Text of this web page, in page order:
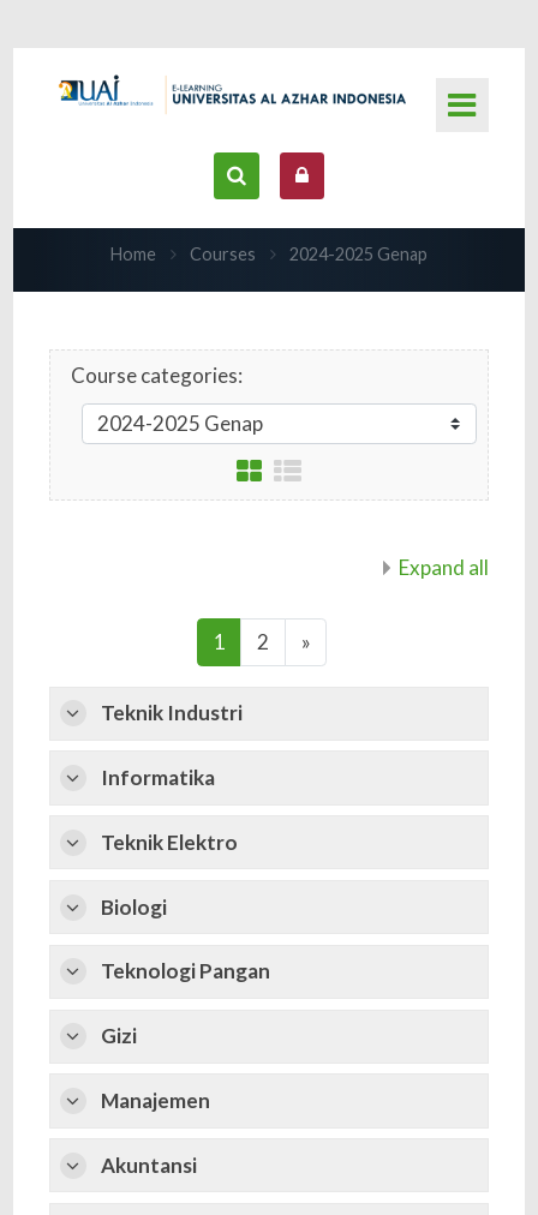
Home Courses 2024-2025 Genap
Course categories:
Expand all
1 (current)
2 »Next
Teknik Industri
Informatika
Teknik Elektro
Biologi
Teknologi Pangan
Gizi
Manajemen
Akuntansi